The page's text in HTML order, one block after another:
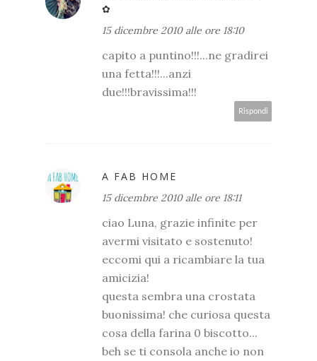
✿
15 dicembre 2010 alle ore 18:10
capito a puntino!!!...ne gradirei
una fetta!!!...anzi
due!!!bravissima!!!
Rispondi
A FAB HOME
15 dicembre 2010 alle ore 18:11
ciao Luna, grazie infinite per
avermi visitato e sostenuto!
eccomi qui a ricambiare la tua
amicizia!
questa sembra una crostata
buonissima! che curiosa questa
cosa della farina 0 biscotto...
beh se ti consola anche io non